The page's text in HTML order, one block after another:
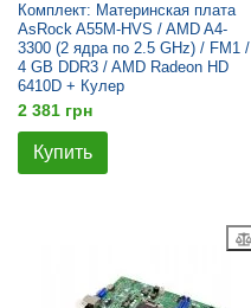
Комплект: Материнская плата
AsRock A55M-HVS / AMD A4-
3300 (2 ядра по 2.5 GHz) / FM1 /
4 GB DDR3 / AMD Radeon HD
6410D + Кулер
2 381 грн
Купить